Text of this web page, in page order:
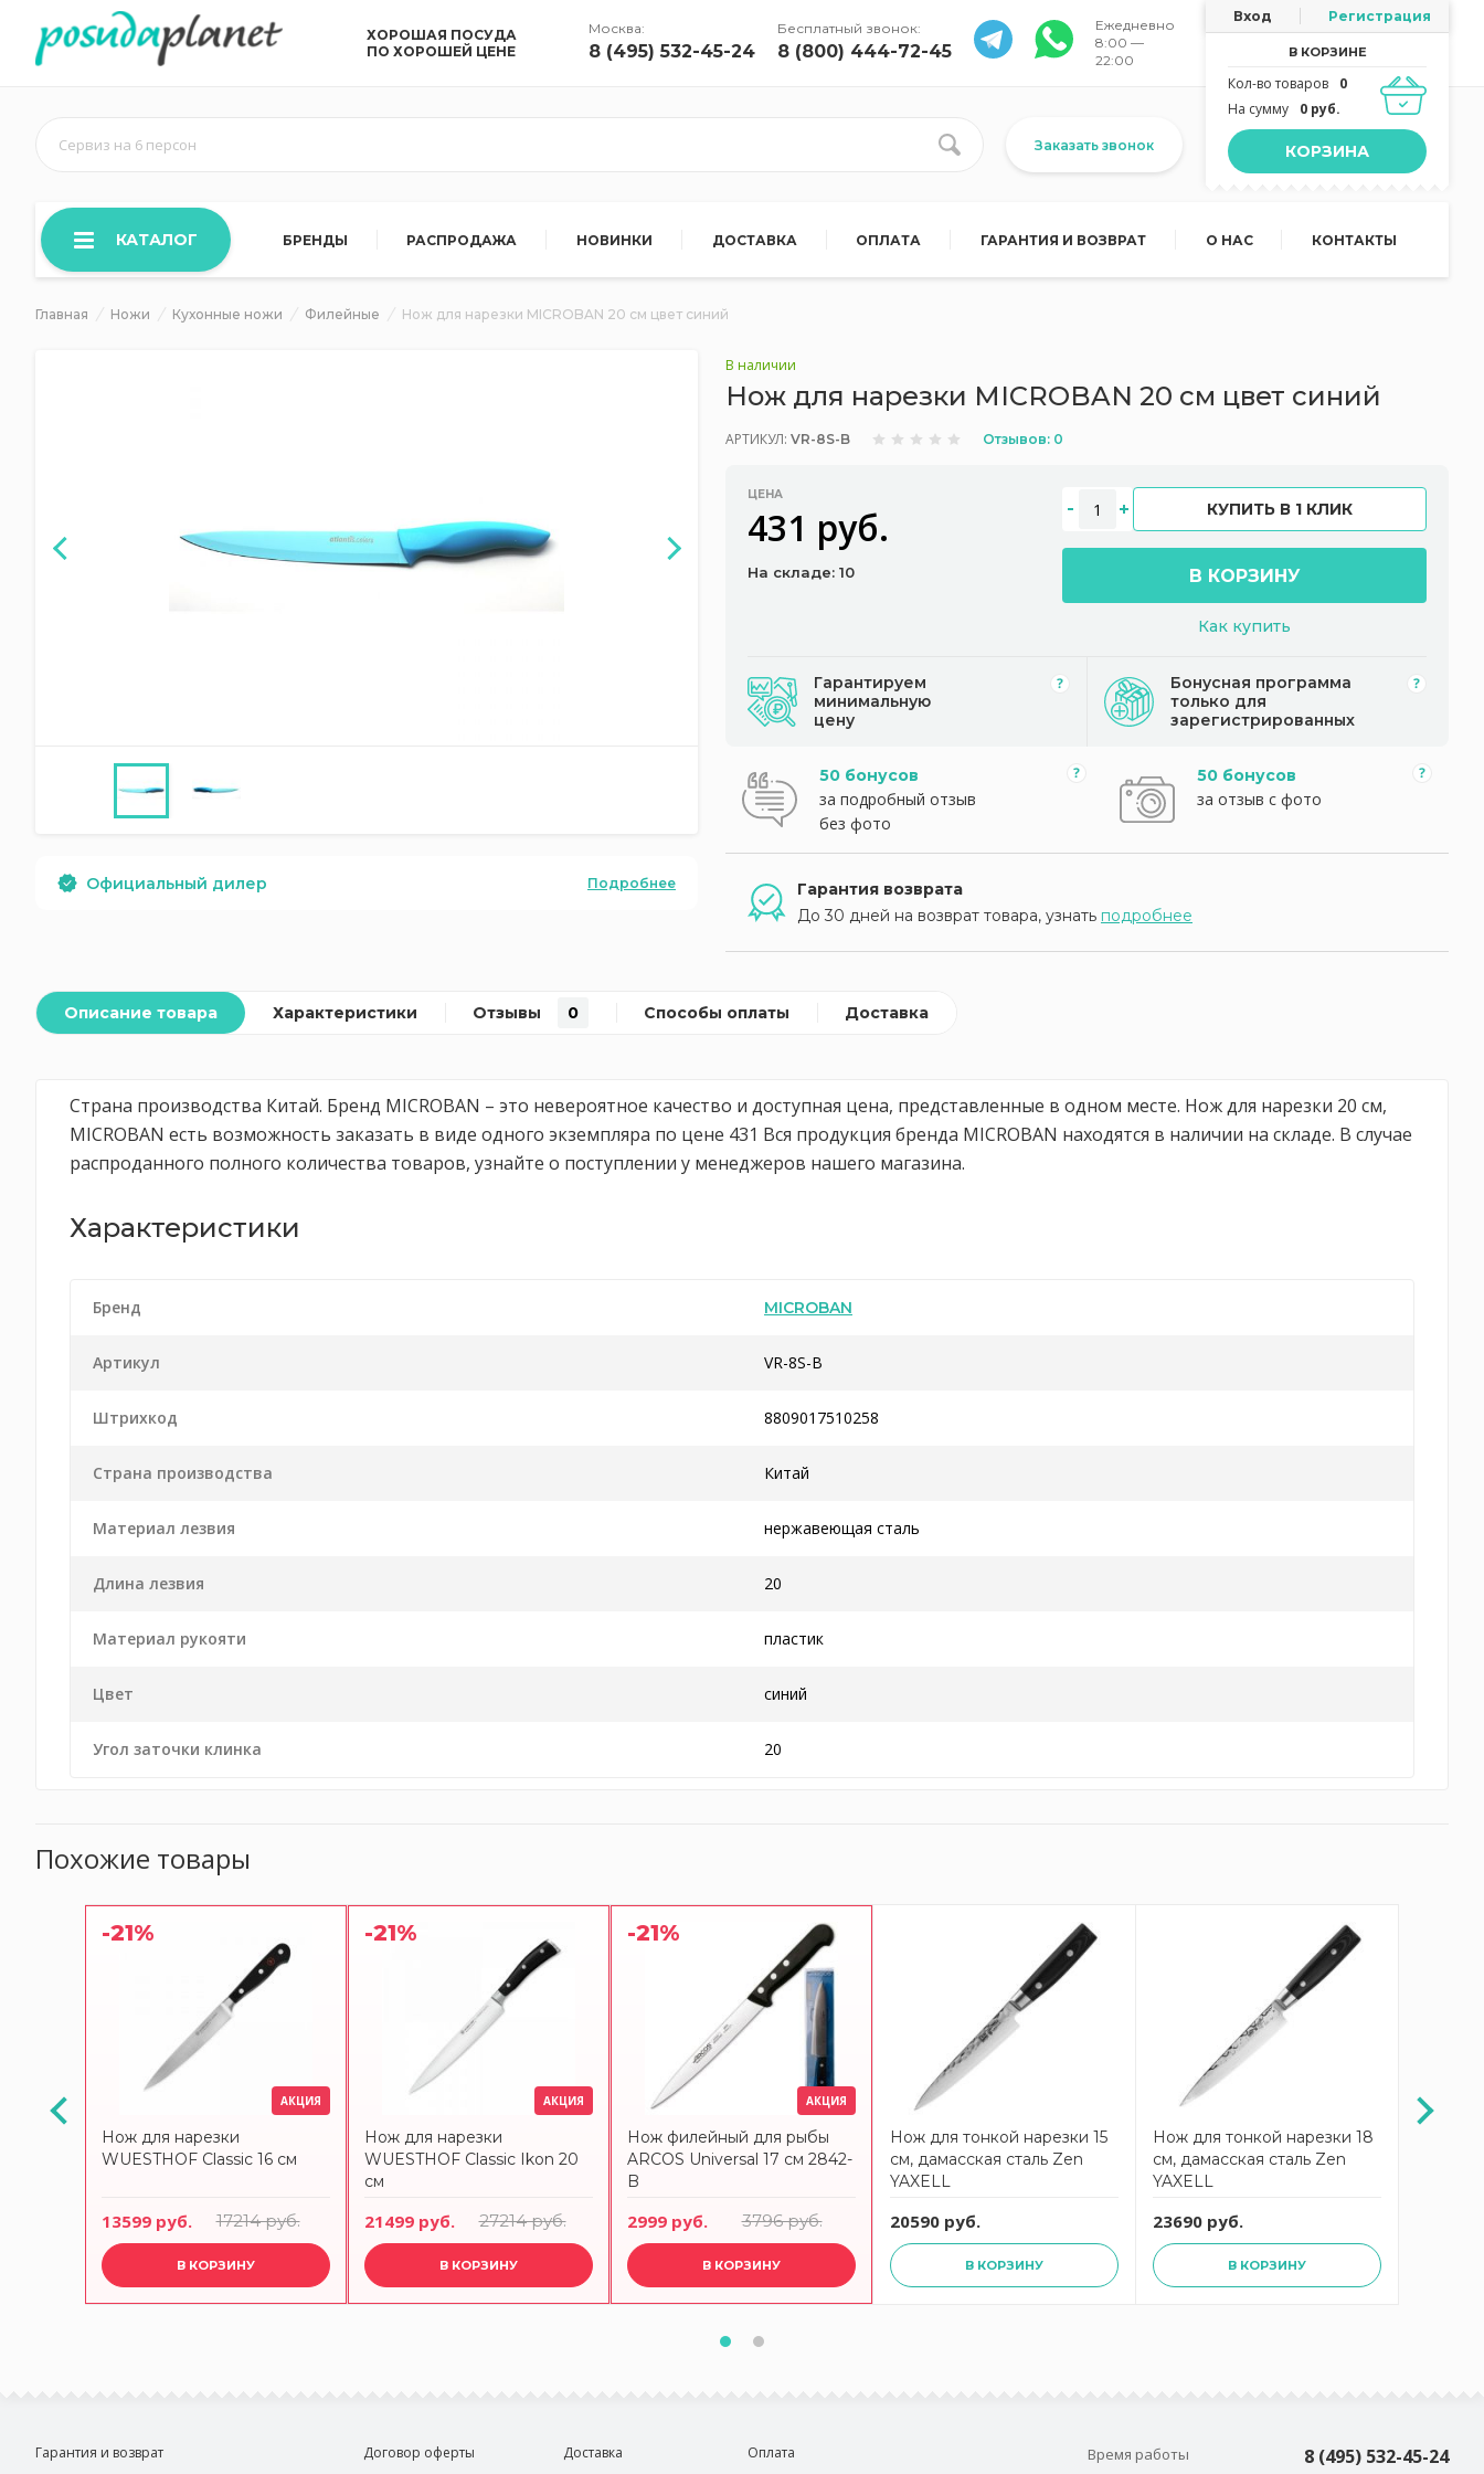
ХОРОШАЯ ПОСУДА
ПО ХОРОШЕЙ ЦЕНЕ
Москва:
8 (495) 532-45-24
Бесплатный звонок:
8 (800) 444-72-45
Ежедневно
8:00 —
22:00
Вход Регистрация
В КОРЗИНЕ
Кол-во товаров
0
На сумму
0 руб.
КОРЗИНА
Сервиз на 6 персон Заказать звонок
КАТАЛОГ БРЕНДЫ РАСПРОДАЖА НОВИНКИ ДОСТАВКА ОПЛАТА ГАРАНТИЯ И ВОЗВРАТ О НАС КОНТАКТЫ
Главная Ножи Кухонные ножи Филейные Нож для нарезки MICROBAN 20 см цвет синий
Официальный дилер Подробнее
В наличии
Нож для нарезки MICROBAN 20 см цвет синий
АРТИКУЛ: VR-8S-B Отзывов: 0
ЦЕНА
431 руб.
На складе: 10
КУПИТЬ В 1 КЛИК
В КОРЗИНУ
Как купить
Гарантируем
минимальную
цену
Бонусная программа
только для
зарегистрированных
50 бонусов
за подробный отзыв
без фото
50 бонусов
за отзыв с фото
Гарантия возврата
До 30 дней на возврат товара, узнать подробнее
Описание товара Характеристики Отзывы 0 Способы оплаты Доставка
Страна производства Китай. Бренд MICROBAN – это невероятное качество и доступная цена, представленные в одном месте. Нож для нарезки 20 см,
MICROBAN есть возможность заказать в виде одного экземпляра по цене 431 Вся продукция бренда MICROBAN находятся в наличии на складе. В случае
распроданного полного количества товаров, узнайте о поступлении у менеджеров нашего магазина.
Характеристики
Бренд MICROBAN
Артикул VR-8S-B
Штрихкод 8809017510258
Страна производства Китай
Материал лезвия нержавеющая сталь
Длина лезвия 20
Материал рукояти пластик
Цвет синий
Угол заточки клинка 20
Похожие товары
АКЦИЯ
-21%
АКЦИЯ
Нож для нарезки
WUESTHOF Classic 16 см
13599 руб. 17214 руб.
В КОРЗИНУ
-21%
АКЦИЯ
Нож для нарезки
WUESTHOF Classic Ikon 20
см
21499 руб. 27214 руб.
В КОРЗИНУ
-21%
АКЦИЯ
Нож филейный для рыбы
ARCOS Universal 17 см 2842-
B
2999 руб. 3796 руб.
В КОРЗИНУ
Нож для тонкой нарезки 15
см, дамасская сталь Zen
YAXELL
20590 руб.
В КОРЗИНУ
Нож для тонкой нарезки 18
см, дамасская сталь Zen
YAXELL
23690 руб.
В КОРЗИНУ
Гарантия и возврат Договор оферты Доставка Оплата Время работы
8 (495) 532-45-24